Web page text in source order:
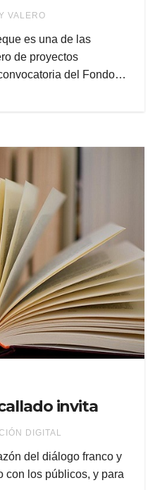
VALERO
es una de las
de proyectos
del Fondo…
invita
DIGITAL
del diálogo franco y
con los públicos, y para